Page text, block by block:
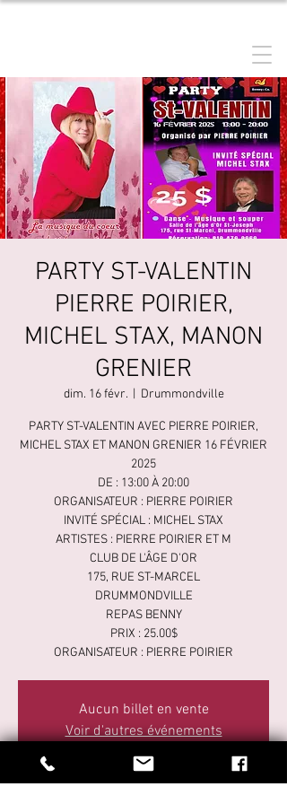
PARTY ST-VALENTIN
PIERRE POIRIER,
MICHEL STAX, MANON
GRENIER
dim. 16 févr.
  |
Drummondville
PARTY ST-VALENTIN AVEC PIERRE POIRIER,
MICHEL STAX ET MANON GRENIER 16 FÉVRIER
2025
DE : 13:00 À 20:00
ORGANISATEUR : PIERRE POIRIER
INVITÉ SPÉCIAL : MICHEL STAX
ARTISTES : PIERRE POIRIER ET M
CLUB DE L'ÂGE D'OR
175, RUE ST-MARCEL
DRUMMONDVILLE
REPAS BENNY
PRIX : 25.00$
ORGANISATEUR : PIERRE POIRIER
Aucun billet en vente
Voir d'autres événements